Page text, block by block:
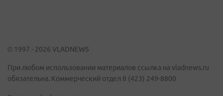
© 1997 - 2026 VLADNEWS
При любом использовании материалов ссылка на vladnews.ru
обязательна. Коммерческий отдел 8 (423) 249-8800